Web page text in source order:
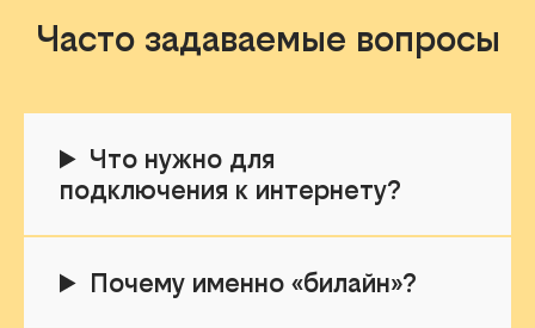
Часто задаваемые вопросы
Что нужно для
подключения к интернету?
Почему именно «билайн»?